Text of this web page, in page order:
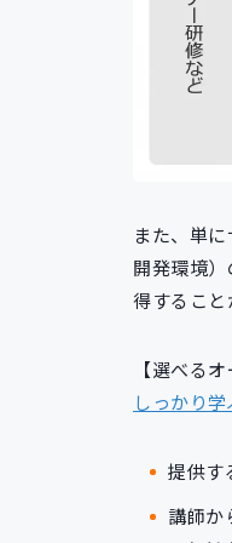
また、単
開発環境
得するこ
【選べる
しっかり
提供す
講師か